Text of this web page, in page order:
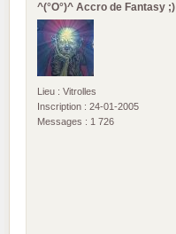
^(°O°)^ Accro de Fantasy ;)
Lieu : Vitrolles
Inscription : 24-01-2005
Messages : 1 726